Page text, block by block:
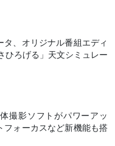
、オリジナル番組エディ
ひろげる」天文シミュレー
撮影ソフトがパワーアッ
フォーカスなど新機能も搭